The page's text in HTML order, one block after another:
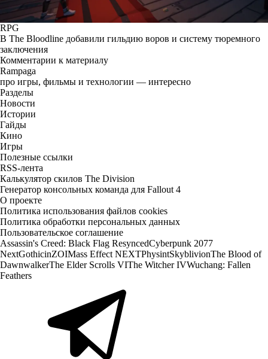
RPG
В The Bloodline добавили гильдию воров и систему тюремного
заключения
Комментарии к материалу
Rampaga
про игры, фильмы и технологии — интересно
Разделы
Новости
Истории
Гайды
Кино
Игры
Полезные ссылки
RSS-лента
Калькулятор скилов The Division
Генератор консольных команда для Fallout 4
О проекте
Политика использования файлов cookies
Политика обработки персональных данных
Пользовательское соглашение
Assassin's Creed: Black Flag ResyncedCyberpunk 2077
NextGothicinZOIMass Effect NEXTPhysintSkyblivionThe Blood of
DawnwalkerThe Elder Scrolls VIThe Witcher IVWuchang: Fallen
Feathers